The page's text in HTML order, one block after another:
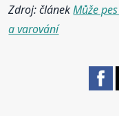
Zdroj: článekMůže
a varování